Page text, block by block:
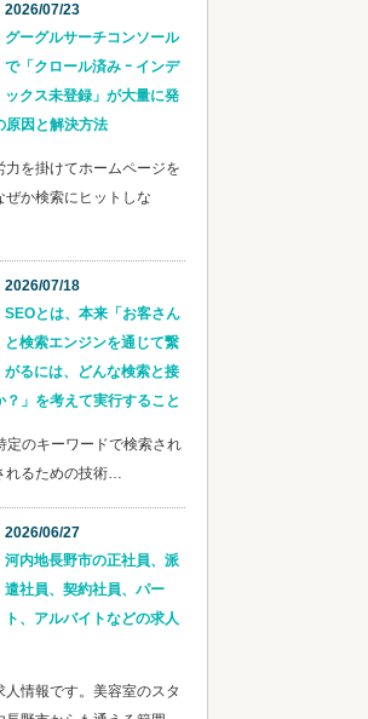
2026/07/23
グーグルサーチコンソール
で「クロール済み ｰ インデ
ックス未登録」が大量に発
原因と解決方法
力を掛けてホームページを
ぜか検索にヒットしな
2026/07/18
SEOとは、本来「お客さん
と検索エンジンを通じて繋
がるには、どんな検索と接
？」を考えて実行すること
定のキーワードで検索され
れるための技術…
2026/06/27
河内地長野市の正社員、派
遣社員、契約社員、パー
ト、アルバイトなどの求人
人情報です。美容室のスタ